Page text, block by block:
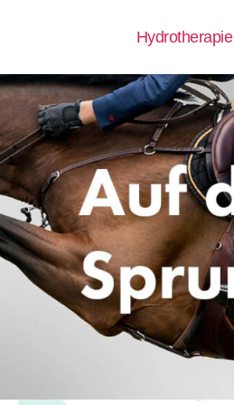
Hydrotherapie